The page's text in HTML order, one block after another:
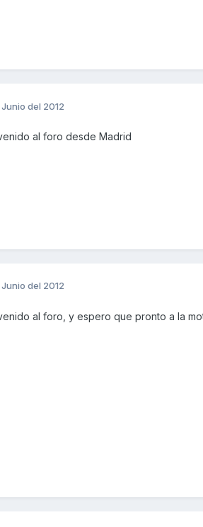
del 2012
al foro desde Madrid
del 2012
al foro, y espero que pronto a la